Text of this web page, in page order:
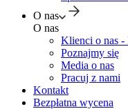
O nas
O nas
Klienci o nas -
Poznajmy się
Media o nas
Pracuj z nami
Kontakt
Bezpłatna wycena